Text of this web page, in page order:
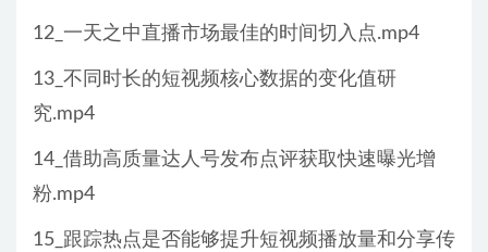
12_一天之中直播市场最佳的时间切入点.mp4
13_不同时长的短视频核心数据的变化值研
究.mp4
14_借助高质量达人号发布点评获取快速曝光增
粉.mp4
15_跟踪热点是否能够提升短视频播放量和分享传